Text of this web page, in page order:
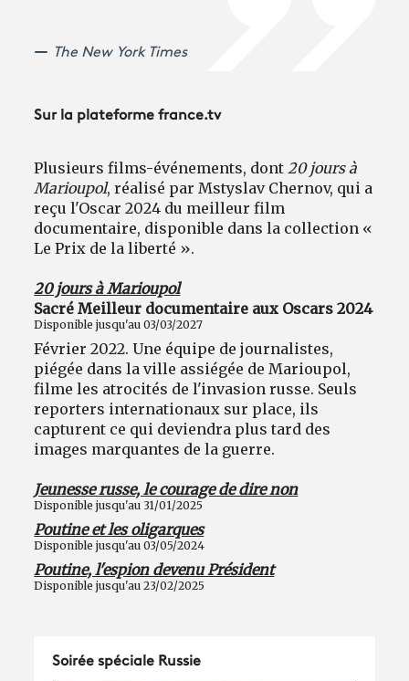
The New York Times
Sur la plateforme france.tv
Plusieurs films-événements, dont 20 jours à
Marioupol, réalisé par Mstyslav Chernov, qui a
reçu l'Oscar 2024 du meilleur film
documentaire, disponible dans la collection «
Le Prix de la liberté ».
20 jours à Marioupol
Sacré Meilleur documentaire aux Oscars 2024
Disponible jusqu'au 03/03/2027
Février 2022. Une équipe de journalistes,
piégée dans la ville assiégée de Marioupol,
filme les atrocités de l'invasion russe. Seuls
reporters internationaux sur place, ils
capturent ce qui deviendra plus tard des
images marquantes de la guerre.
Jeunesse russe, le courage de dire non
Disponible jusqu'au 31/01/2025
Poutine et les oligarques
Disponible jusqu'au 03/05/2024
Poutine, l'espion devenu Président
Disponible jusqu'au 23/02/2025
Soirée spéciale Russie